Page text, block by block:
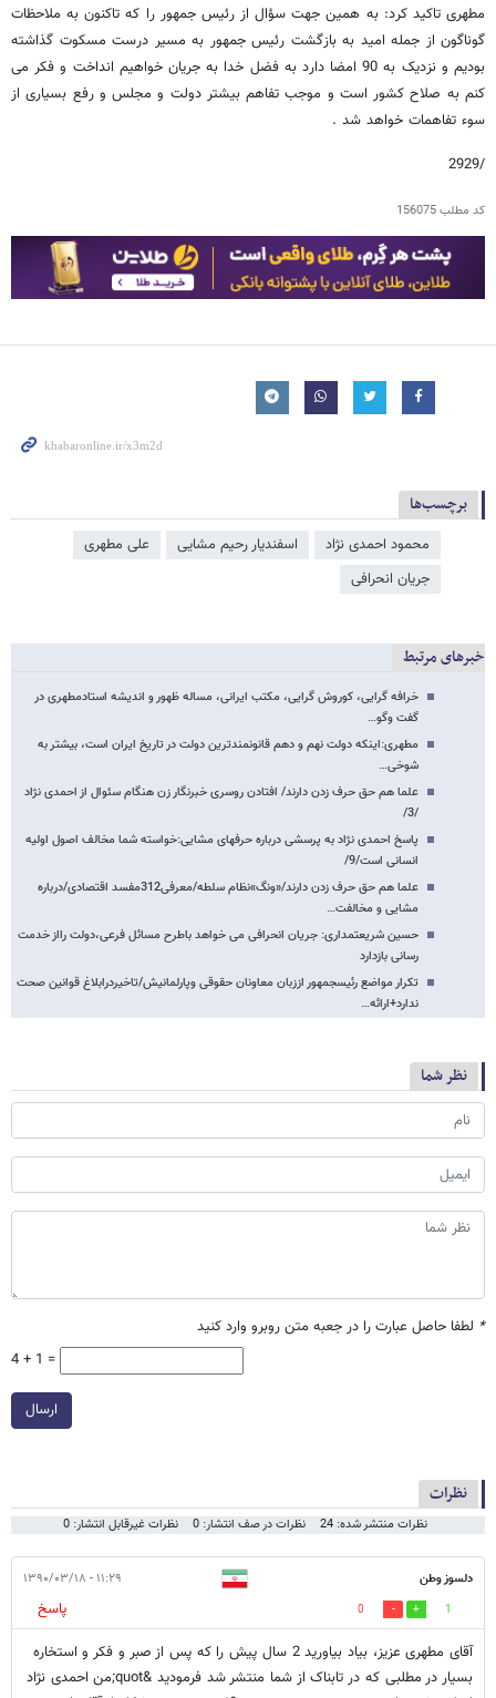
مطهری تاکید کرد: به همین جهت سؤال از رئیس جمهور را که تاکنون به ملاحظات
گوناگون از جمله امید به بازگشت رئیس جمهور به مسیر درست مسکوت گذاشته
بودیم و نزدیک به 90 امضا دارد به فضل خدا به جریان خواهیم انداخت و فکر می
کنم به صلاح کشور است و موجب تفاهم بیشتر دولت و مجلس و رفع بسیاری از
سوء تفاهمات خواهد شد .
/2929
کد مطلب156075
برچسب‌ها
محمود احمدی ‌نژاد اسفندیار رحیم مشایی
علی مطهری
جریان انحرافی
خبرهای مرتبط
خرافه گرایی، کوروش گرایی، مکتب ایرانی، مساله ظهور و اندیشه استادمطهری در
گفت وگو…
مطهری:اینکه دولت نهم و دهم قانونمندترین دولت​ ​در تاریخ ایران است، بیشتر به
شوخی…
علما هم حق حرف زدن دارند/ افتادن روسری خبرنگار زن هنگام سئوال از احمدی نژاد
/3/
پاسخ احمدی نژاد به پرسشی درباره حرفهای مشایی:خواسته شما مخالف اصول اولیه
انسانی است/9/
علما هم حق حرف زدن دارند/«ونگ»نظام سلطه/معرفی312مفسد اقتصادی/درباره
مشایی و مخالفت…
حسین شریعتمداری: جریان انحرافی می خواهد باطرح مسائل فرعی،دولت رااز خدمت
رسانی بازدارد
تکرار مواضع رئیس​جمهور اززبان معاونان حقوقی وپارلمانیش/تاخیردرابلاغ قوانین صحت
ندارد+ارائه…
نظر شما
* لطفا حاصل عبارت را در جعبه متن روبرو وارد کنید
4 + 1 =
ارسال
نظرات
نظرات منتشر شده: 24 نظرات در صف انتشار: 0 نظرات غیرقابل انتشار: 0
دلسوز وطن ۱۱:۲۹ - ۱۳۹۰/۰۳/۱۸
1
0
پاسخ
آقای مطهری عزیز، بیاد بیاورید 2 سال پیش را که پس از صبر و فکر و استخاره
بسیار در مطلبی که در تابناک از شما منتشر شد فرمودید &quot;من احمدی نژاد